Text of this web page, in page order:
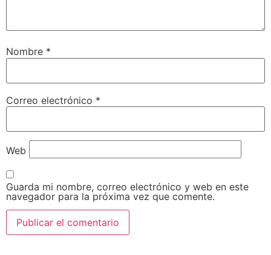
Nombre *
Correo electrónico *
Web
Guarda mi nombre, correo electrónico y web en este
navegador para la próxima vez que comente.